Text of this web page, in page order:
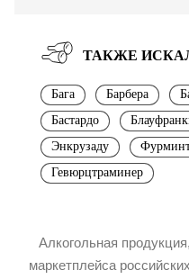
ТАКЖЕ
Бага Барбера
Бастардо
Энкрузаду
Гевюрцтраминер
Алкогольная
маркетплейса